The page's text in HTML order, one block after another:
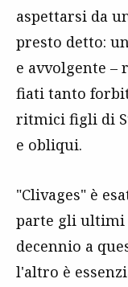
aspettarsi da
presto detto:
e avvolgente –
fiati tanto
ritmici figli di
e obliqui.
"Clivages" è
parte gli ultimi
decennio a
l'altro è